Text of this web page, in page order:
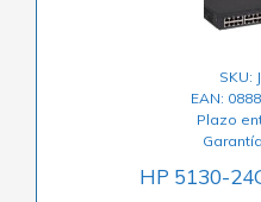
SKU:
EAN:
Plazo
HP 5130-